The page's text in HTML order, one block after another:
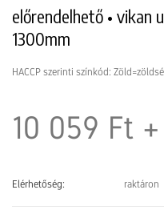
előrendelhető • vikan
1300mm
HACCP szerinti színkód:
10 059 Ft
Elérhetőség: raktáron